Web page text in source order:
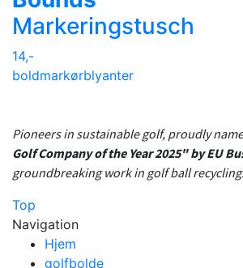
Markeringstusch
14,-
boldmarkørblyanter
Pioneers in sustainable golf, proudly
Golf Company of the Year 2025" by EU
groundbreaking work in golf ball recycling.
Top
Navigation
Hjem
golfbolde